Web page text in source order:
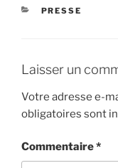
CATÉGORIES
PRESSE
Laisser un
Votre adresse e-
obligatoires sont
Commentaire*